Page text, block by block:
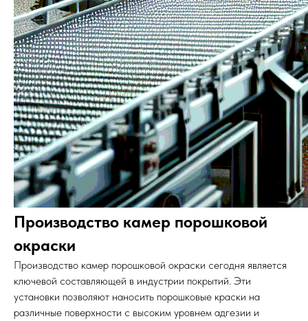
Производство камер порошковой
окраски
Производство камер порошковой окраски сегодня является
ключевой составляющей в индустрии покрытий. Эти
установки позволяют наносить порошковые краски на
различные поверхности с высоким уровнем адгезии и